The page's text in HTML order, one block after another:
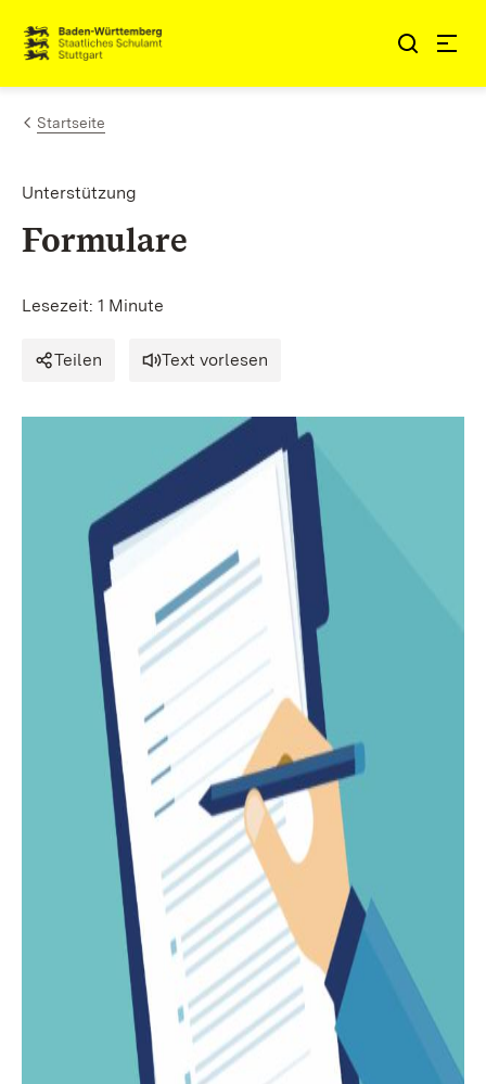
Zum Inhalt springen
Link zur Startseite
Startseite
Unterstützung
Formulare
Lesezeit: 1 Minute
Teilen Text vorlesen